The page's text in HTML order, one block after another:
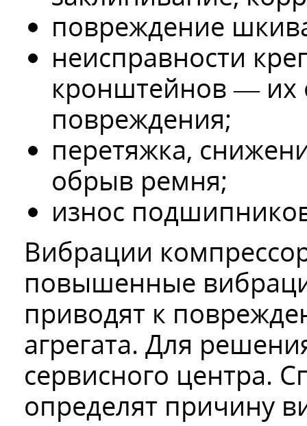
повреждение
неисправности
кронштейнов — их
повреждения;
перетяжка,
обрыв ремня;
износ
Вибрации
повышенные
приводят к
агрегата. Для
сервисного центра.
определят причину